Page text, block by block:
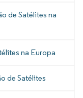
de Satélites na
na Europa
de Satélites